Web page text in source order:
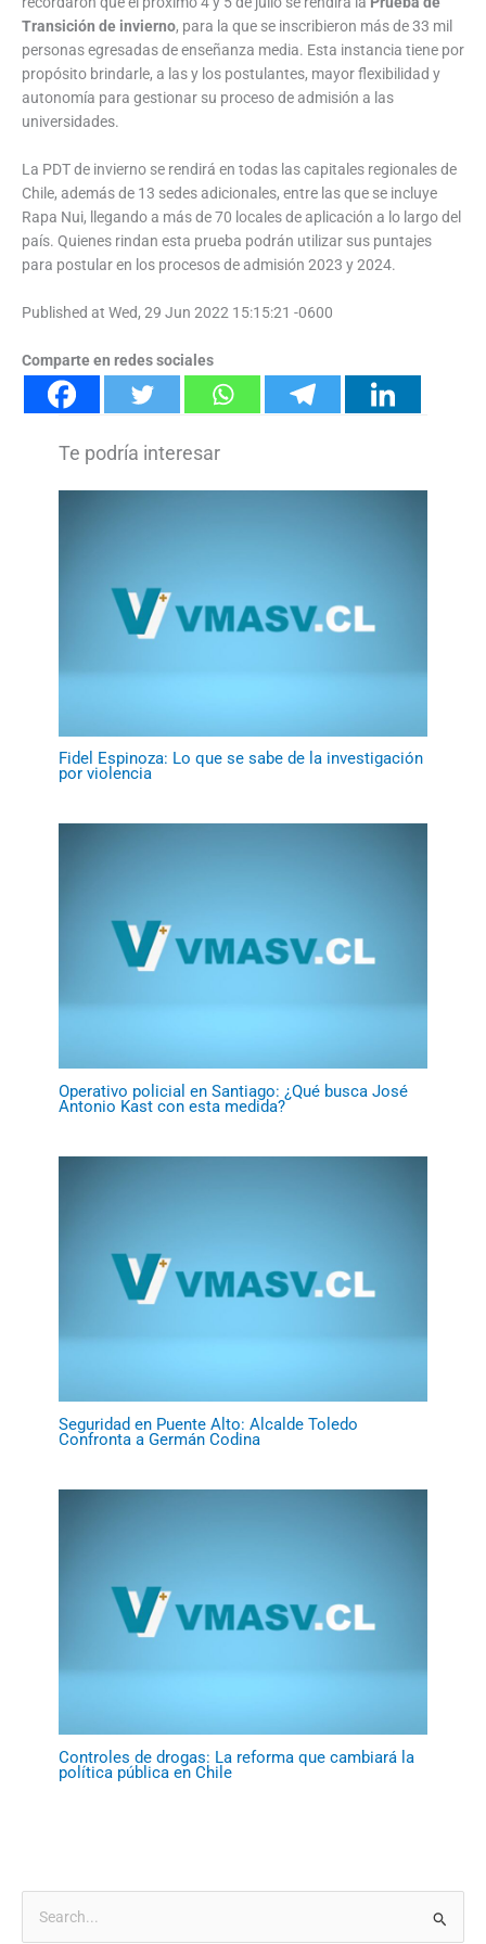
Transición de invierno, para la que se inscribieron más de 33 mil
personas egresadas de enseñanza media. Esta instancia tiene por
propósito brindarle, a las y los postulantes, mayor flexibilidad y
autonomía para gestionar su proceso de admisión a las
universidades.
La PDT de invierno se rendirá en todas las capitales regionales de
Chile, además de 13 sedes adicionales, entre las que se incluye
Rapa Nui, llegando a más de 70 locales de aplicación a lo largo del
país. Quienes rindan esta prueba podrán utilizar sus puntajes
para postular en los procesos de admisión 2023 y 2024.
Published at Wed, 29 Jun 2022 15:15:21 -0600
Comparte en redes sociales
Fidel Espinoza: Lo que se sabe de la investigación
por violencia
Operativo policial en Santiago: ¿Qué busca José
Antonio Kast con esta medida?
Seguridad en Puente Alto: Alcalde Toledo
Confronta a Germán Codina
Controles de drogas: La reforma que cambiará la
política pública en Chile